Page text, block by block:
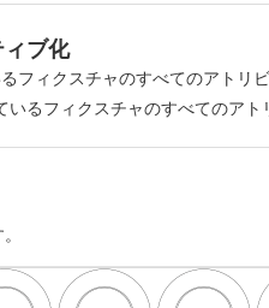
ブ化
フィクスチャのすべてのアトリ
いるフィクスチャのすべてのアト